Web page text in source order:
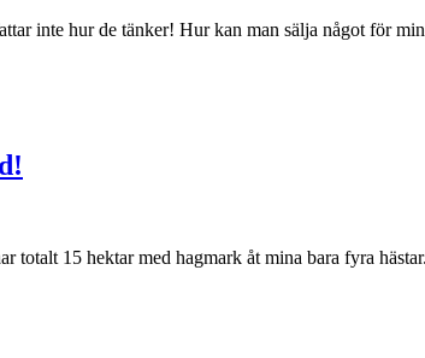
inte hur de tänker! Hur kan man sälja något för
totalt 15 hektar med hagmark åt mina bara fyra